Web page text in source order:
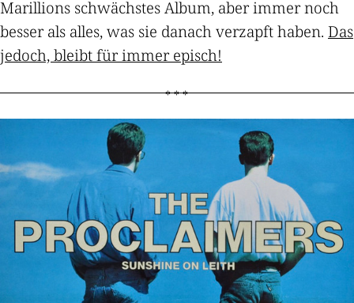
Marillions schwächstes Album, aber immer noch
besser als alles, was sie danach verzapft haben. Das
jedoch, bleibt für immer episch!